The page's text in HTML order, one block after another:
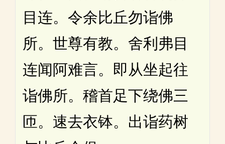
目连。令余比丘勿诣佛
所。世尊有教。舍利弗目
连闻阿难言。即从坐起往
诣佛所。稽首足下绕佛三
匝。速去衣钵。出诣药树